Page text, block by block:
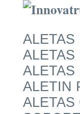
ALETAS
ALETIN
ALETAS